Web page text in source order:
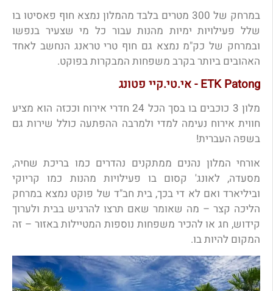
במרחק של 300 מטרים בלבד מהמלון נמצא חוף פאסיטו בו
שלל פעילויות ימיות מהנות עבור כל מי שצעיר בנפשו
ובמרחק של כק"מ נמצא גם חוף טרי טראנג הנחשב לאחד
האהובים ביותר בקרב משפחות המבקרות בפוקט.
ETK Patong - אי.טי.קיי פטונג
מלון 3 כוכבים בו בסך הכל 24 חדרי אירוח וככזה הוא מציע
חווית אירוח נעימה למדי ולמרבה ההפתעה כולל שירות גם
בשפה העברית!
אורחי המלון נהנים ממתקנים נהדרים כמו בריכת שחיה,
מסעדה, לאונג' קסום בו פעילויות מהנות כמו קריוקי
וביליארד ואם לא די בכך, בית חב"ד של פוקט נמצא במרחק
הליכה קצר – מה שאומר שאם תרצו להרגיש בבית ולערוך
קידוש, חג או להכיר משפחות נוספות המטיילות באזור – זה
המקום להיות בו.